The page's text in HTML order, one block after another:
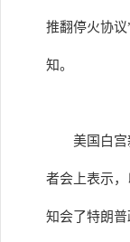
推翻停火协
知。
美国白宫
者会上表示
知会了特朗